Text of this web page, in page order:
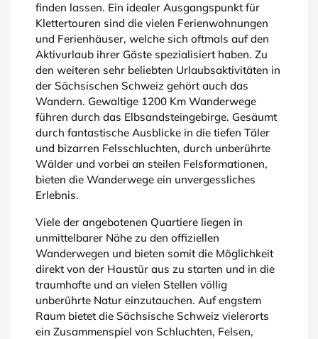
finden lassen. Ein idealer Ausgangspunkt für
Klettertouren sind die vielen Ferienwohnungen
und Ferienhäuser, welche sich oftmals auf den
Aktivurlaub ihrer Gäste spezialisiert haben. Zu
den weiteren sehr beliebten Urlaubsaktivitäten in
der Sächsischen Schweiz gehört auch das
Wandern. Gewaltige 1200 Km Wanderwege
führen durch das Elbsandsteingebirge. Gesäumt
durch fantastische Ausblicke in die tiefen Täler
und bizarren Felsschluchten, durch unberührte
Wälder und vorbei an steilen Felsformationen,
bieten die Wanderwege ein unvergessliches
Erlebnis.
Viele der angebotenen Quartiere liegen in
unmittelbarer Nähe zu den offiziellen
Wanderwegen und bieten somit die Möglichkeit
direkt von der Haustür aus zu starten und in die
traumhafte und an vielen Stellen völlig
unberührte Natur einzutauchen. Auf engstem
Raum bietet die Sächsische Schweiz vielerorts
ein Zusammenspiel von Schluchten, Felsen,